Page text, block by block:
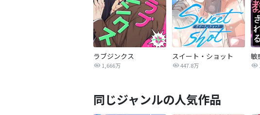
ラブジンクス
1,666万
スイート・ショット
447.8万
敏
同じジャンルの人気作品